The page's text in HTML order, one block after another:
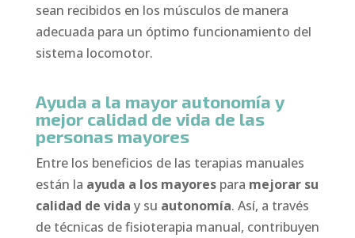
sean recibidos en los músculos de manera
adecuada para un óptimo funcionamiento del
sistema locomotor.
Ayuda a la mayor autonomía y
mejor calidad de vida de las
personas mayores
Entre los beneficios de las terapias manuales
están la ayuda a los mayorespara mejorar su
calidad de vida y su autonomía. Así, a través
de técnicas de fisioterapia manual, contribuyen